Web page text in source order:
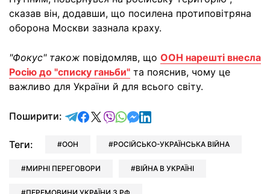
сказав він, додавши, що посилена протиповітряна
оборона Москви зазнала краху.
"Фокус" також повідомляв, що ООН нарешті внесла
Росію до "списку ганьби" та пояснив, чому це
важливо для України й для всього світу.
Поширити: відправити у Telegram
поділитись у Facebook
поділитись у X
відправити у Viber
відправити у Whatsapp
відправити у Messenger
відправити у LinkedIn
Теги: ООН РОСІЙСЬКО-УКРАЇНСЬКА ВІЙНА
МИРНІ ПЕРЕГОВОРИ ВІЙНА В УКРАЇНІ